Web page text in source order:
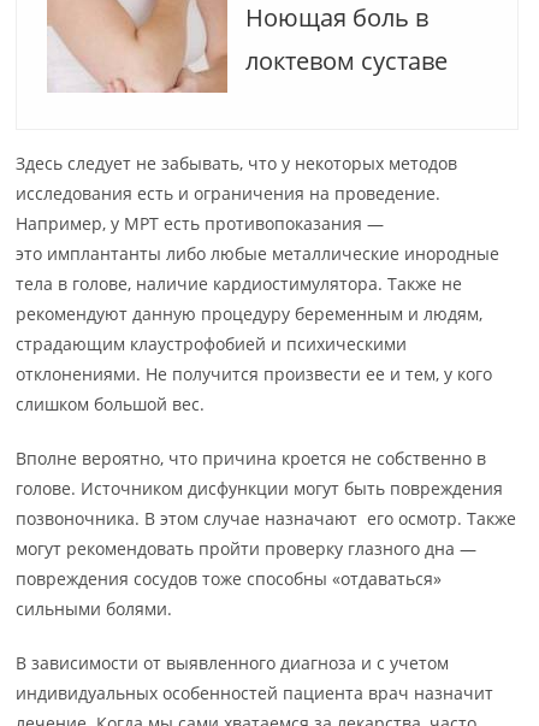
Ноющая боль в
локтевом суставе
Здесь следует не забывать, что у некоторых методов
исследования есть и ограничения на проведение.
Например, у МРТ есть противопоказания —
это имплантанты либо любые металлические инородные
тела в голове, наличие кардиостимулятора. Также не
рекомендуют данную процедуру беременным и людям,
страдающим клаустрофобией и психическими
отклонениями. Не получится произвести ее и тем, у кого
слишком большой вес.
Вполне вероятно, что причина кроется не собственно в
голове. Источником дисфункции могут быть повреждения
позвоночника. В этом случае назначают его осмотр. Также
могут рекомендовать пройти проверку глазного дна —
повреждения сосудов тоже способны «отдаваться»
сильными болями.
В зависимости от выявленного диагноза и с учетом
индивидуальных особенностей пациента врач назначит